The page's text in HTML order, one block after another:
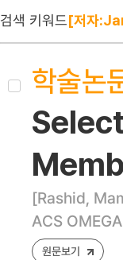
검색 키워드[저자
학술논
[Rashid,
ACS
원문보기